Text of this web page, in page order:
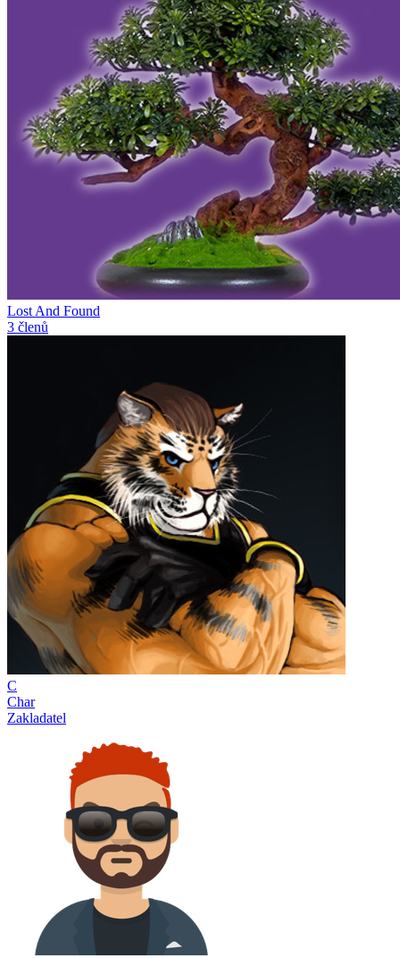
Lost And Found
3 členů
C
Char
Zakladatel